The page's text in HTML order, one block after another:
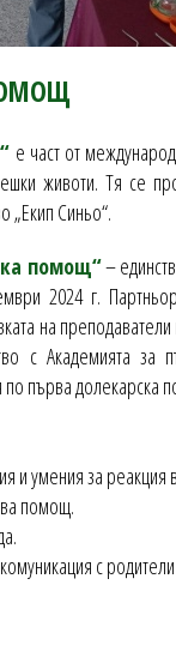
е част от
животи. Тя се
„Екип Синьо“.
помощ“–
2024 г.
на преподаватели
с Академията
по първа долекарска
и умения за реакция
помощ.
с